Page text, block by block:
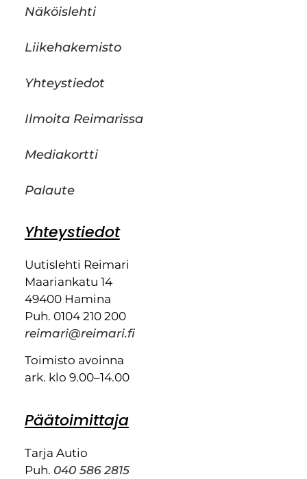
Näköislehti
Liikehakemisto
Yhteystiedot
Ilmoita Reimarissa
Mediakortti
Palaute
Yhteystiedot
Uutislehti Reimari
Maariankatu 14
49400 Hamina
Puh. 0104 210 200
reimari@reimari.fi
Toimisto avoinna
ark. klo 9.00–14.00
Päätoimittaja
Tarja Autio
Puh. 040 586 2815